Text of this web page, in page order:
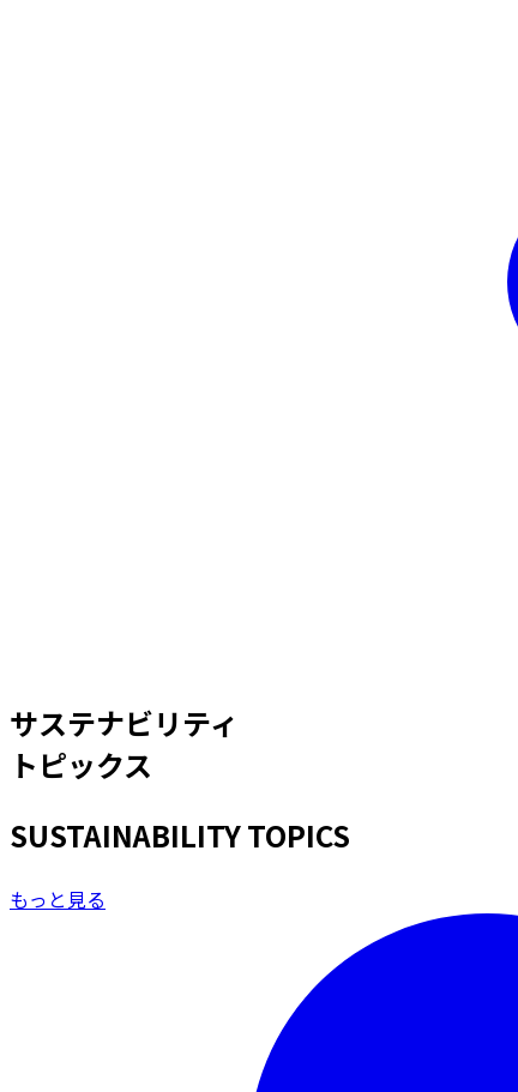
サステナビリティ
トピックス
SUSTAINABILITY TOPICS
もっと見る